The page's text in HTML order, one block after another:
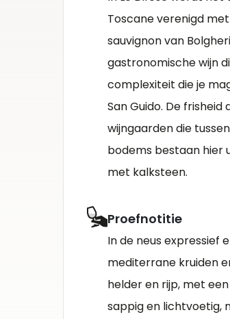
Toscane verenigd
sauvignon van
gastronomische wijn
complexiteit die je
San Guido. De
wijngaarden die
bodems bestaan hier
met kalksteen.
Proefnotitie
In de neus expressief
mediterrane kruiden
helder en rijp, met
sappig en lichtvoetig,